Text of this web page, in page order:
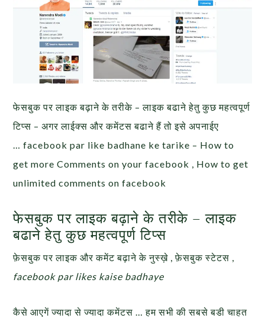
फेसबुक पर लाइक बढ़ाने के तरीके – लाइक बढाने हेतु कुछ महत्वपूर्ण
टिप्स – अगर लाईक्स और कमेंटस बढाने हैं तो इसे अपनाईए
… facebook par like badhane ke tarike – How to
get more Comments on your facebook , How to get
unlimited comments on facebook
फेसबुक पर लाइक बढ़ाने के तरीके – लाइक
बढाने हेतु कुछ महत्वपूर्ण टिप्स
फ़ेसबुक पर लाइक और कमेंट बढ़ाने के नुस्ख़े , फ़ेसबुक स्टेटस ,
facebook par likes kaise badhaye
कैसे आएगें ज्यादा से ज्यादा कमेंटस … हम सभी की सबसे बडी चाहत